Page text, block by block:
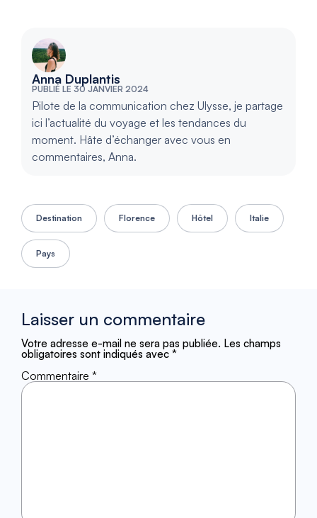
Anna Duplantis
PUBLIÉ LE 30 JANVIER 2024
Pilote de la communication chez Ulysse, je partage
ici l’actualité du voyage et les tendances du
moment. Hâte d’échanger avec vous en
commentaires, Anna.
Destination Florence Hôtel Italie
Pays
Laisser un commentaire
Votre adresse e-mail ne sera pas publiée. Les champs
obligatoires sont indiqués avec *
Commentaire *